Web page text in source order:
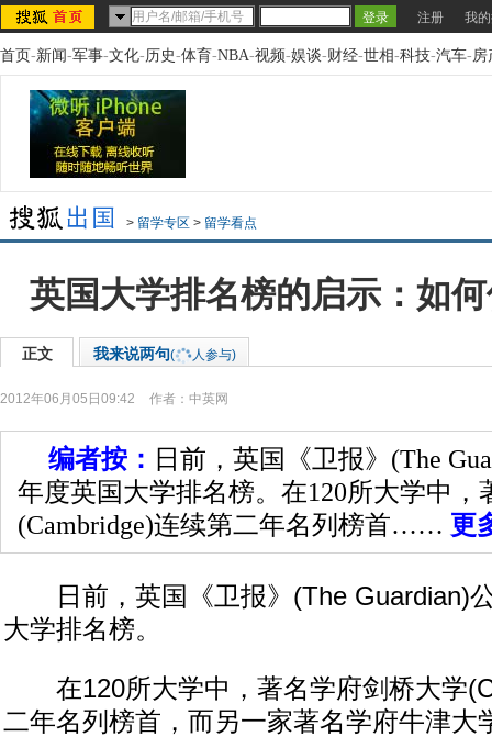
注册 我
首页-新闻-军事-文化-历史-体育-NBA-视频-娱谈-财经-世相-科技-汽车-房
> 留学专区 > 留学看点
英国大学排名榜的启示：如
正文 我来说两句( 人参与)
2012年06月05日09:42 作者：中英网
编者按： 日前，英国《卫报》(The
年度英国大学排名榜。在120所大学中，
(Cambridge)连续第二年名列榜首…… 更
日前，英国《卫报》(The Guardian)
大学排名榜。
在120所大学中，著名学府剑桥大学
二年名列榜首，而另一家著名学府牛津大